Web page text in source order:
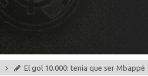
El gol 10.000: tenía que ser Mbappé